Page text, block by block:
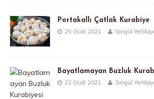
Portakallı Çatlak Kurabiye
25 Ocak 2021 Songül
Bayatlamayan Buzluk
22 Ocak 2021 Songül